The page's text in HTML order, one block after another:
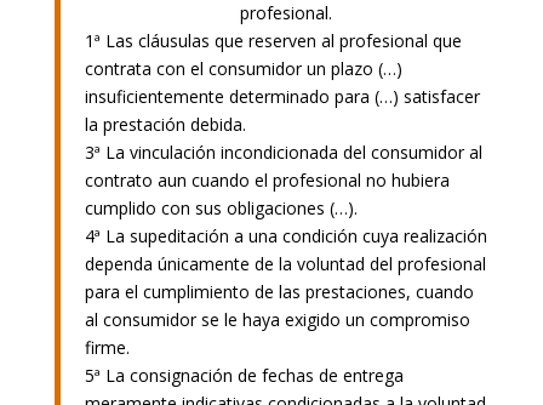
profesional.
1ª Las cláusulas que reserven al profesional que
contrata con el consumidor un plazo (…)
insuficientemente determinado para (…) satisfacer
la prestación debida.
3ª La vinculación incondicionada del consumidor al
contrato aun cuando el profesional no hubiera
cumplido con sus obligaciones (…).
4ª La supeditación a una condición cuya realización
dependa únicamente de la voluntad del profesional
para el cumplimiento de las prestaciones, cuando
al consumidor se le haya exigido un compromiso
firme.
5ª La consignación de fechas de entrega